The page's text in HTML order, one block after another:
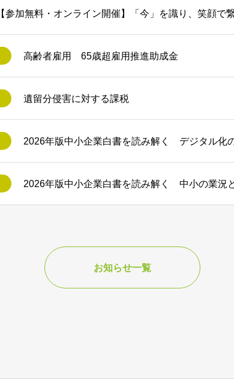
【参加無料・オンライン開催】「今」を識り、笑顔で
高齢者雇用 65歳超雇用推進助成金
遺留分侵害に対する課税
2026年版中小企業白書を読み解く デジタル化
2026年版中小企業白書を読み解く 中小の業況
お知らせ一覧